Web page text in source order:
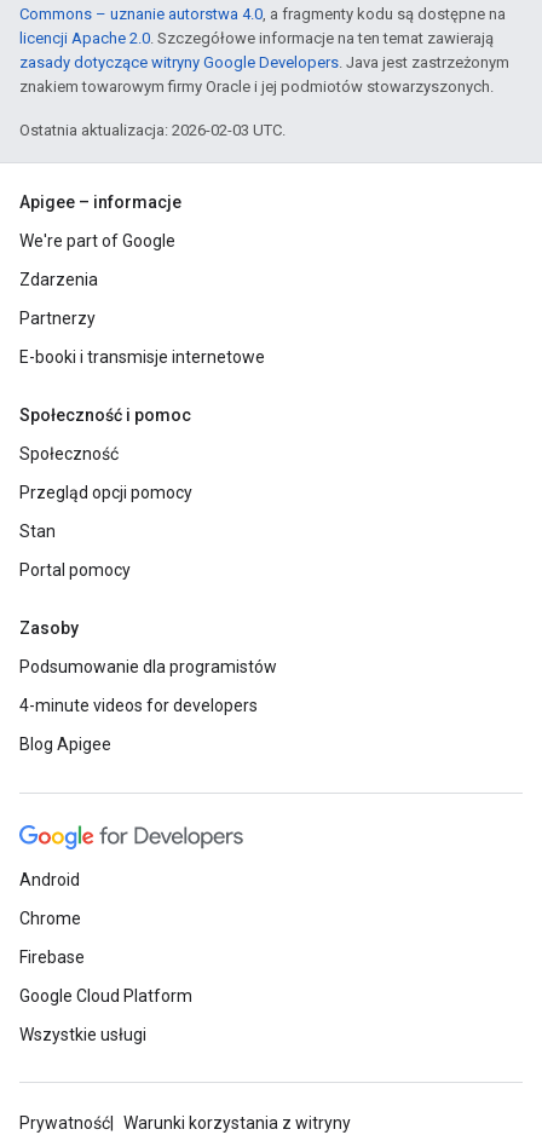
Commons – uznanie autorstwa 4.0, a fragmenty kodu są dostępne na
licencji Apache 2.0. Szczegółowe informacje na ten temat zawierają
zasady dotyczące witryny Google Developers. Java jest zastrzeżonym
znakiem towarowym firmy Oracle i jej podmiotów stowarzyszonych.
Ostatnia aktualizacja: 2026-02-03 UTC.
Apigee – informacje
We're part of Google
Zdarzenia
Partnerzy
E-booki i transmisje internetowe
Społeczność i pomoc
Społeczność
Przegląd opcji pomocy
Stan
Portal pomocy
Zasoby
Podsumowanie dla programistów
4-minute videos for developers
Blog Apigee
Android
Chrome
Firebase
Google Cloud Platform
Wszystkie usługi
Prywatność Warunki korzystania z witryny